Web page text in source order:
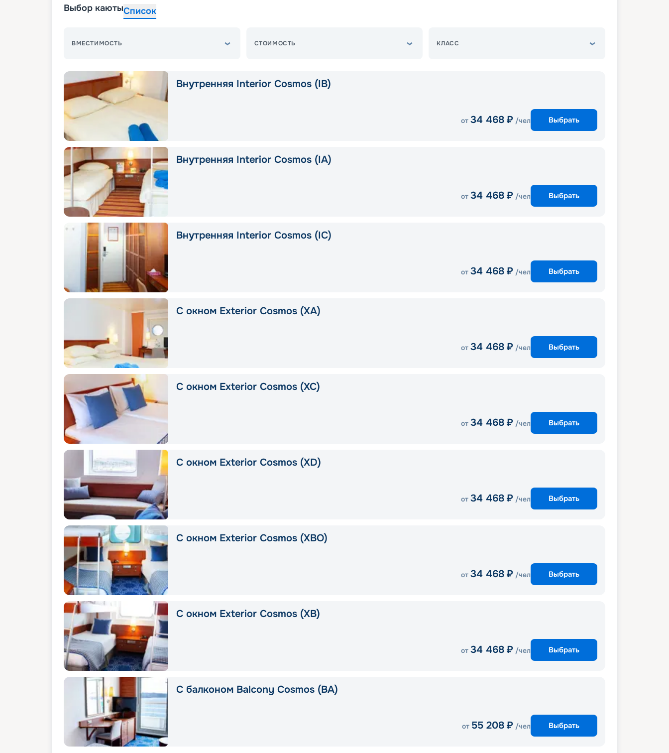
Выбор каютыСписок
ВМЕСТИМОСТЬ СТОИМОСТЬ КЛАСС
Внутренняя Interior Cosmos (IB)
от 34 468 ₽ /чел Выбрать
Внутренняя Interior Cosmos (IA)
от 34 468 ₽ /чел Выбрать
Внутренняя Interior Cosmos (IC)
от 34 468 ₽ /чел Выбрать
С окном Exterior Cosmos (XA)
от 34 468 ₽ /чел Выбрать
С окном Exterior Cosmos (XC)
от 34 468 ₽ /чел Выбрать
С окном Exterior Cosmos (XD)
от 34 468 ₽ /чел Выбрать
С окном Exterior Cosmos (XBO)
от 34 468 ₽ /чел Выбрать
С окном Exterior Cosmos (XB)
от 34 468 ₽ /чел Выбрать
С балконом Balcony Cosmos (BA)
от 55 208 ₽ /чел Выбрать